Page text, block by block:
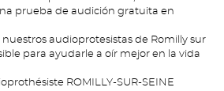
prueba de audición gratuita en
audioprotesistas de Romilly sur
para ayudarle a oír mejor en la vida
ROMILLY-SUR-SEINE